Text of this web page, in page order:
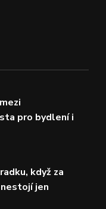
pro bydlení i
když za
jen